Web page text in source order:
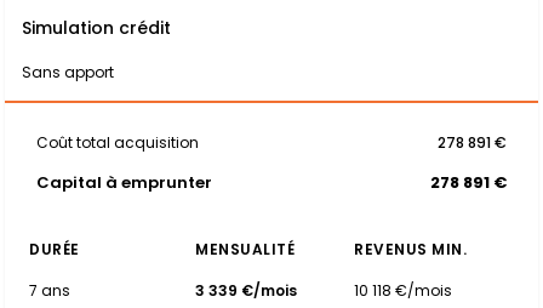
Simulation crédit
Sans apport
Coût total acquisition 278 891 €
Capital à emprunter 278 891 €
DURÉE MENSUALITÉ
REVENUS MIN.
7 ans
3 339 €/mois
10 118 €/mois